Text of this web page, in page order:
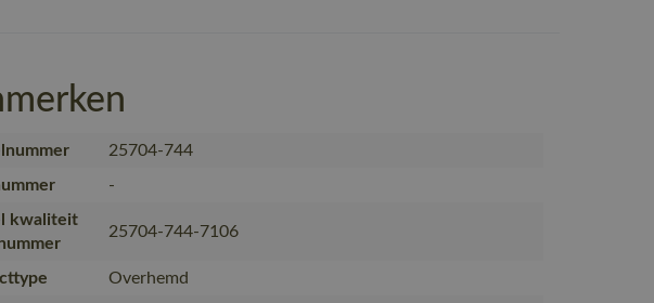
25704-744
-
kwaliteit
25704-744-7106
Overhemd